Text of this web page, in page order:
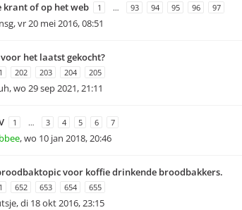
krant of op het web 1 … 93 94 95 96 97
,vr 20 mei 2016, 08:51
het laatst gekocht?
202 203 204 205
,wo 29 sep 2021, 21:11
1 … 3 4 5 6 7
,wo 10 jan 2018, 20:46
voor koffie drinkende broodbakkers.
652 653 654 655
,di 18 okt 2016, 23:15